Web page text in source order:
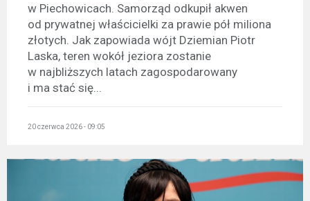
w Piechowicach. Samorząd odkupił akwen
od prywatnej właścicielki za prawie pół miliona
złotych. Jak zapowiada wójt Dziemian Piotr
Laska, teren wokół jeziora zostanie
w najbliższych latach zagospodarowany
i ma stać się...
20 czerwca 2026 - 09:05